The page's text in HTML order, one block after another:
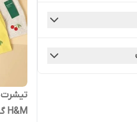
تیشرت
H&M گلدوزی گیلاس